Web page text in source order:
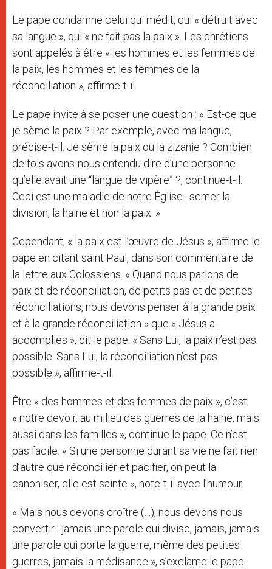
Le pape condamne celui qui médit, qui « détruit avec
sa langue », qui « ne fait pas la paix ». Les chrétiens
sont appelés à être « les hommes et les femmes de
la paix, les hommes et les femmes de la
réconciliation », affirme-t-il.
Le pape invite à se poser une question : « Est-ce que
je sème la paix ? Par exemple, avec ma langue,
précise-t-il. Je sème la paix ou la zizanie ? Combien
de fois avons-nous entendu dire d’une personne
qu’elle avait une “langue de vipère” ?, continue-t-il.
Ceci est une maladie de notre Église : semer la
division, la haine et non la paix. »
Cependant, « la paix est l’œuvre de Jésus », affirme le
pape en citant saint Paul, dans son commentaire de
la lettre aux Colossiens. « Quand nous parlons de
paix et de réconciliation, de petits pas et de petites
réconciliations, nous devons penser à la grande paix
et à la grande réconciliation » que « Jésus a
accomplies », dit le pape. « Sans Lui, la paix n’est pas
possible. Sans Lui, la réconciliation n’est pas
possible », affirme-t-il.
Être « des hommes et des femmes de paix », c’est
« notre devoir, au milieu des guerres de la haine, mais
aussi dans les familles », continue le pape. Ce n’est
pas facile. « Si une personne durant sa vie ne fait rien
d’autre que réconcilier et pacifier, on peut la
canoniser, elle est sainte », note-t-il avec l’humour.
« Mais nous devons croître (…), nous devons nous
convertir : jamais une parole qui divise, jamais, jamais
une parole qui porte la guerre, même des petites
guerres, jamais la médisance », s’exclame le pape.